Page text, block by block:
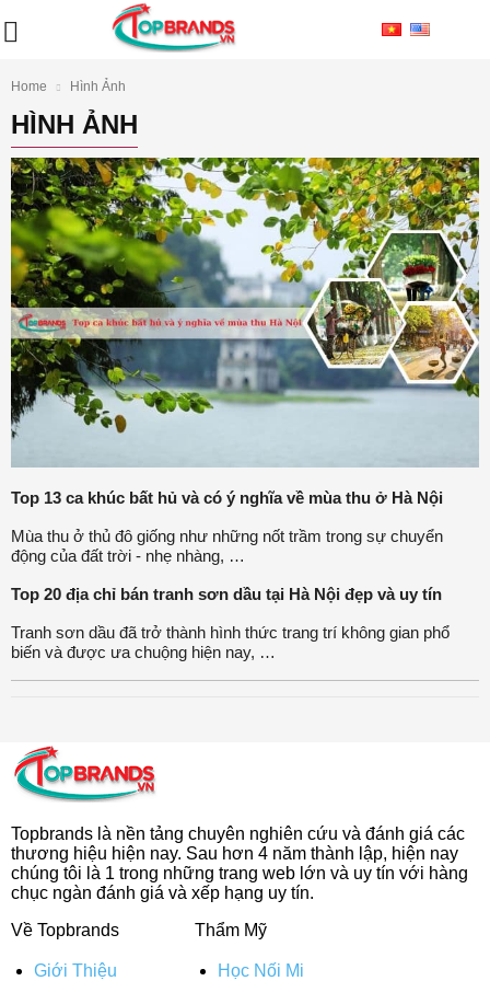
Home Hình Ảnh
HÌNH ẢNH
Top 13 ca khúc bất hủ và có ý nghĩa về mùa thu ở Hà Nội
Mùa thu ở thủ đô giống như những nốt trầm trong sự chuyển
động của đất trời - nhẹ nhàng, …
Top 20 địa chỉ bán tranh sơn dầu tại Hà Nội đẹp và uy tín
Tranh sơn dầu đã trở thành hình thức trang trí không gian phổ
biến và được ưa chuộng hiện nay, …
Topbrands là nền tảng chuyên nghiên cứu và đánh giá các
thương hiệu hiện nay. Sau hơn 4 năm thành lập, hiện nay
chúng tôi là 1 trong những trang web lớn và uy tín với hàng
chục ngàn đánh giá và xếp hạng uy tín.
Về Topbrands
Giới Thiệu
Thẩm Mỹ
Học Nối Mi